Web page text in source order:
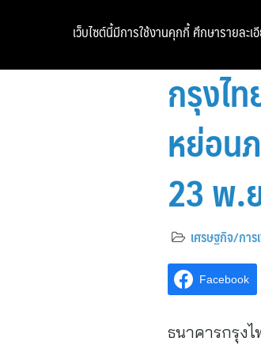
กรุงไ
หย่อน
23 พ.
เศรษฐกิจ/การ
Facebook
ธนาคารกรุง
เว็บไซต์นี้มีการใช้งานคุกกี้ ศึกษารายละเ